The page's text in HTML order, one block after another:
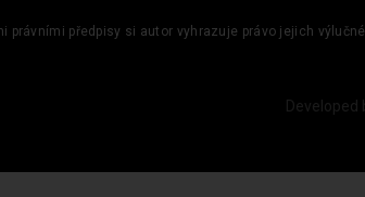
předpisy si autor vyhrazuje právo jejich
Developed